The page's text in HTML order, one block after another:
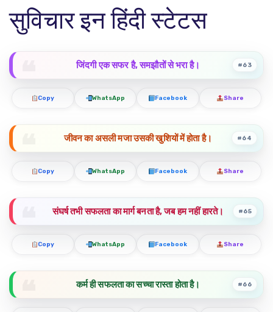
सुविचार इन हिंदी स्टेटस
जिंदगी एक सफर है, समझौतों से भरा है। #63
Copy WhatsApp Facebook Share
जीवन का असली मजा उसकी खुशियों में होता है। #64
Copy WhatsApp Facebook Share
संघर्ष तभी सफलता का मार्ग बनता है, जब हम नहीं हारते। #65
Copy WhatsApp Facebook Share
कर्म ही सफलता का सच्चा रास्ता होता है। #66